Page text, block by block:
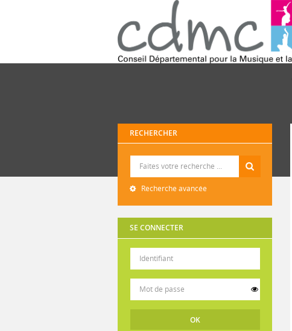
RECHERCHER
Recherche avancée
SE CONNECTER